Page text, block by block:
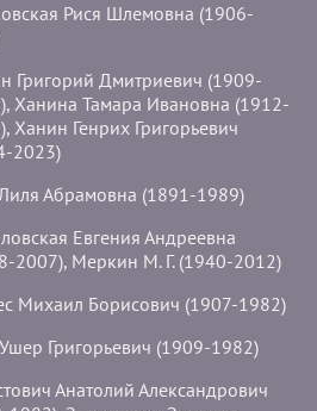
Рися Шлемовна (1906-
Григорий Дмитриевич (1909-
Ханина Тамара Ивановна (1912-
Ханин Генрих Григорьевич
2023)
Абрамовна (1891-1989)
Евгения Андреевна
2007), Меркин М. Г. (1940-2012)
Михаил Борисович (1907-1982)
Григорьевич (1909-1982)
Анатолий Александрович